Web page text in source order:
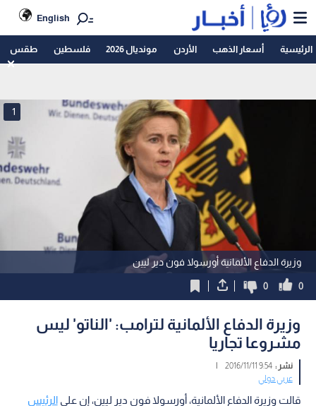
English
الرئيسية أسعار الذهب الأردن مونديال 2026 فلسطين طقس
وزيرة الدفاع الألمانية أورسولا فون دير ليين
1
0
0
وزيرة الدفاع الألمانية لترامب: 'الناتو' ليس
مشروعا تجاريا
نشر :9:54 2016/11/11
|
عربي دولي
قالت وزيرة الدفاع الألمانية، أورسولا فون دير ليين، إن علىالرئيس